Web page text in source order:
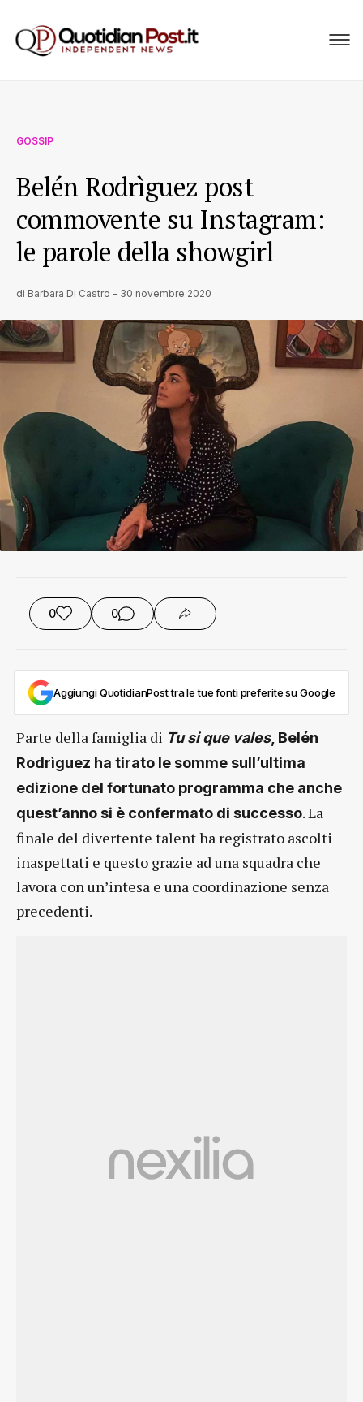
GOSSIP
Belén Rodrìguez post
commovente su Instagram:
le parole della showgirl
di Barbara Di Castro - 30 novembre 2020
0 0
Aggiungi QuotidianPost tra le tue fonti preferite su Google
Parte della famiglia di Tu si que vales, Belén
Rodrìguez ha tirato le somme sull’ultima
edizione del fortunato programma che anche
quest’anno si è confermato di successo. La
finale del divertente talent ha registrato ascolti
inaspettati e questo grazie ad una squadra che
lavora con un’intesa e una coordinazione senza
precedenti.